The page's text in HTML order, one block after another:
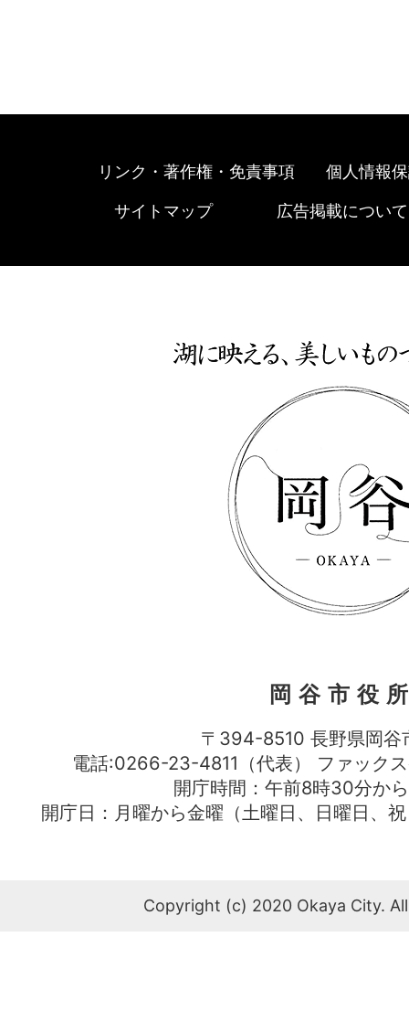
リンク・著作権・免責事項 個人情報
サイトマップ 広告掲載について
岡谷市役
〒394-8510 長野県岡谷
電話:0266-23-4811（代表） ファッ
開庁時間：午前8時30分か
開庁日：月曜から金曜（土曜日、日曜日、
Copyright (c) 2020 Okaya City.